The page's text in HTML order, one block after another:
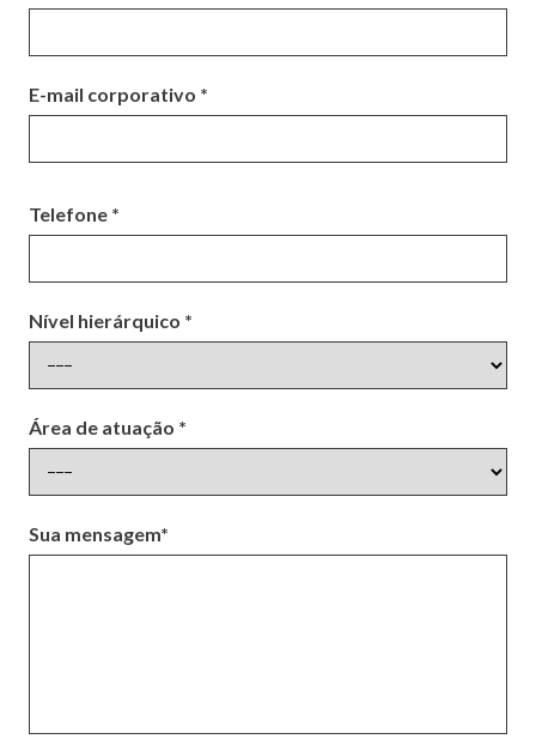
E-mail corporativo *
Telefone *
Nível hierárquico *
Área de atuação *
Sua mensagem*